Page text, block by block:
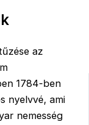
az
1784-ben
nyelvvé, ami
nemesség